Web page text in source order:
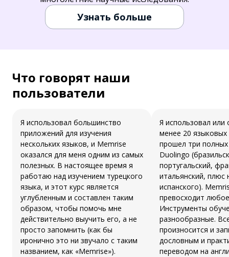
Узнать больше
Что говорят наши
пользователи
Я использовал большинство
приложений для изучения
нескольких языков, и Memrise
оказался для меня одним из самых
полезных. В настоящее время я
работаю над изучением турецкого
языка, и этот курс является
углубленным и составлен таким
образом, чтобы помочь мне
действительно выучить его, а не
просто запомнить (как бы
иронично это ни звучало с таким
названием, как «Memrise»).
Я использовал или
менее 20
прошел три полных
Duolingo
португальский,
итальянский, плюс
испанского).
превосходит
Инструменты
разнообразные.
произносится и
дословным и
переводом на